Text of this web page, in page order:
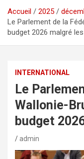
Accueil 2025
Le Parlement de la
budget 2026 malgré
INTERNATIONAL
Le
Wallonie-
budget
admin